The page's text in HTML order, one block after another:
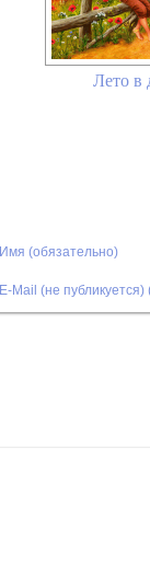
Лето в
Имя (обязательно)
E-Mail (не